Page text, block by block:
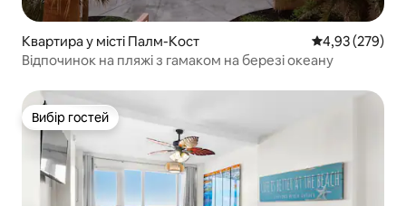
Квартира у місті Палм-Кост Середня
4,93 (279)
Відпочинок на пляжі з гамаком на березі океану
Вибір гостей
Вибір гостей